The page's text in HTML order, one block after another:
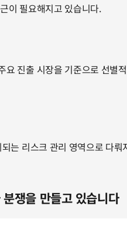
이 필요해지고 있습니다.
진출 시장을 기준으로 선별
는 리스크 관리 영역으로 다뤄
쟁을 만들고 있습니다